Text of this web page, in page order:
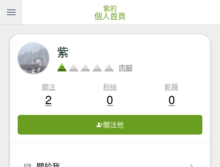
紫的
個人首頁
紫
肉腳
關注
2
粉絲
0
乾糧
0
關注他